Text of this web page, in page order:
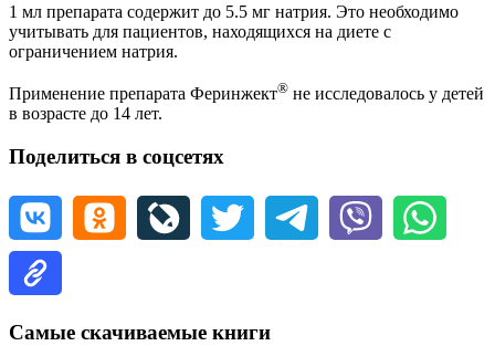
1 мл препарата содержит до 5.5 мг натрия. Это необходимо
учитывать для пациентов, находящихся на диете с
ограничением натрия.
Применение препарата Феринжект® не исследовалось у детей
в возрасте до 14 лет.
Поделиться в соцсетях
Самые скачиваемые книги